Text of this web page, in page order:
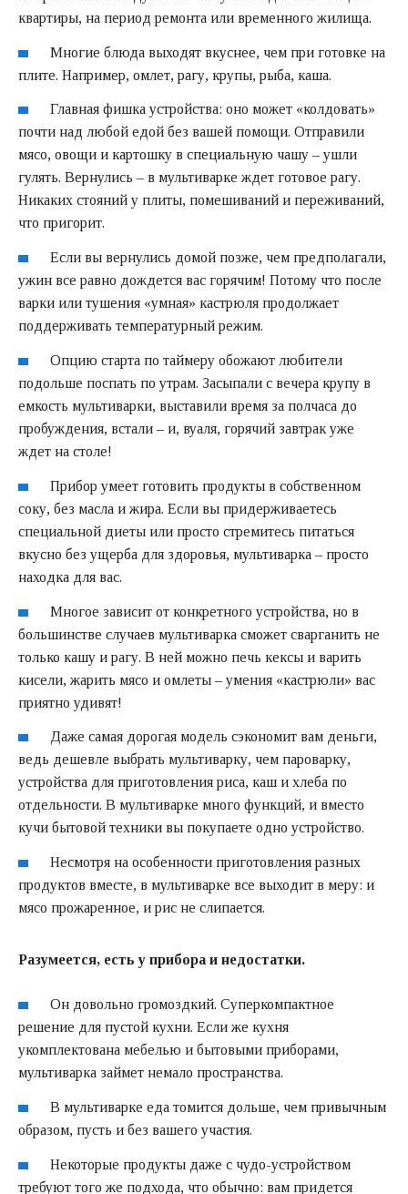
квартиры, на период ремонта или временного жилища.
Многие блюда выходят вкуснее, чем при готовке на
плите. Например, омлет, рагу, крупы, рыба, каша.
Главная фишка устройства: оно может «колдовать»
почти над любой едой без вашей помощи. Отправили
мясо, овощи и картошку в специальную чашу – ушли
гулять. Вернулись – в мультиварке ждет готовое рагу.
Никаких стояний у плиты, помешиваний и переживаний,
что пригорит.
Если вы вернулись домой позже, чем предполагали,
ужин все равно дождется вас горячим! Потому что после
варки или тушения «умная» кастрюля продолжает
поддерживать температурный режим.
Опцию старта по таймеру обожают любители
подольше поспать по утрам. Засыпали с вечера крупу в
емкость мультиварки, выставили время за полчаса до
пробуждения, встали – и, вуаля, горячий завтрак уже
ждет на столе!
Прибор умеет готовить продукты в собственном
соку, без масла и жира. Если вы придерживаетесь
специальной диеты или просто стремитесь питаться
вкусно без ущерба для здоровья, мультиварка – просто
находка для вас.
Многое зависит от конкретного устройства, но в
большинстве случаев мультиварка сможет сварганить не
только кашу и рагу. В ней можно печь кексы и варить
кисели, жарить мясо и омлеты – умения «кастрюли» вас
приятно удивят!
Даже самая дорогая модель сэкономит вам деньги,
ведь дешевле выбрать мультиварку, чем пароварку,
устройства для приготовления риса, каш и хлеба по
отдельности. В мультиварке много функций, и вместо
кучи бытовой техники вы покупаете одно устройство.
Несмотря на особенности приготовления разных
продуктов вместе, в мультиварке все выходит в меру: и
мясо прожаренное, и рис не слипается.
Разумеется, есть у прибора и недостатки.
Он довольно громоздкий. Суперкомпактное
решение для пустой кухни. Если же кухня
укомплектована мебелью и бытовыми приборами,
мультиварка займет немало пространства.
В мультиварке еда томится дольше, чем привычным
образом, пусть и без вашего участия.
Некоторые продукты даже с чудо-устройством
требуют того же подхода, что обычно: вам придется